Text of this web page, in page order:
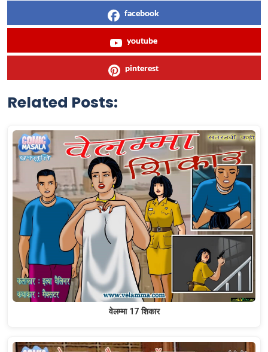
facebook
youtube
pinterest
Related Posts:
वेलम्मा 17 शिकार